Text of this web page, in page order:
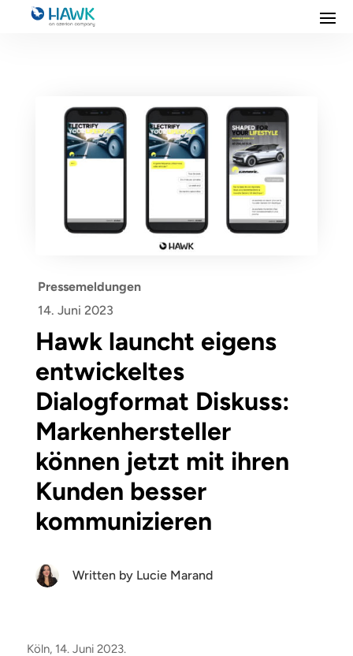
Pressemeldungen
14. Juni 2023
Hawk launcht eigens
entwickeltes
Dialogformat Diskuss:
Markenhersteller
können jetzt mit ihren
Kunden besser
kommunizieren
Written by Lucie Marand
Köln, 14. Juni 2023.